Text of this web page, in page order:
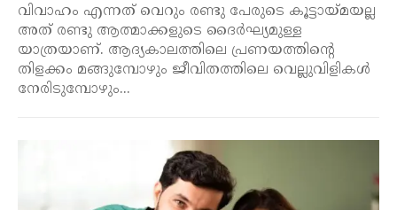
വിവാഹം എന്നത് വെറും രണ്ടു പേരുടെ കൂട്ടായ്മയല്ല
അത് രണ്ടു ആത്മാക്കളുടെ ദൈർഘ്യമുള്ള
യാത്രയാണ്. ആദ്യകാലത്തിലെ പ്രണയത്തിന്റെ
തിളക്കം മങ്ങുമ്പോഴും ജീവിതത്തിലെ വെല്ലുവിളികൾ
നേരിടുമ്പോഴും...